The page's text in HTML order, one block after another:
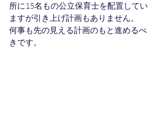
所に15名もの公立保育士を配置してい
ますが引き上げ計画もありません。
何事も先の見える計画のもと進めるべ
きです。